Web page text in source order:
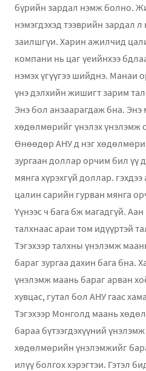
бүрийн зардал нэмж болно.
нэмэгдэхэд тээврийн зардал л
заилшгүи. Харин ажилчид
компани нь цаг үеийнхээ
нэмэх үгүүгээ шийднэ. Манаи
үнэ дэлхийн жишигт зарим
Энэ бол анзаарагдаж бна. Энэ
хөдөлмөрийг үнэлэх үнэлэмж
Өнөөдөр АНУ д нэг
зургаан доллар орчим бил үү
мянга хүрэхгүй доллар.
цалин сарийн гурван мянга
Үүнээс ч бага бж магадгүй.
талхнаас араи том идүүртэй
Тэгэхээр талхны үнэлэмж
бараг зургаа дахин бага
үнэлэмж маань бараг арван
хувцас, гутал бол АНУ гаас
Тэгэхээр Монголд маань
бараа бүтээгдэхүүний
хөдөлмөрийн үнэлэмжийг
илүү болгох хэрэгтэи. Гэтэл